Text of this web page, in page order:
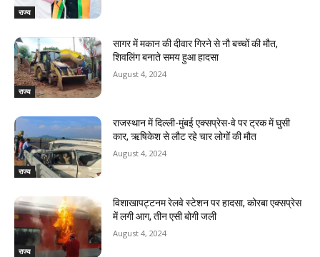
राज्य
राज्य
सागर में मकान की दीवार गिरने से नौ बच्चों की मौत,
शिवलिंग बनाते समय हुआ हादसा
August 4, 2024
राज्य
राजस्‍थान में दिल्ली-मुंबई एक्सप्रेस-वे पर ट्रक में घुसी
कार, ऋषिकेश से लौट रहे चार लोगों की मौत
August 4, 2024
राज्य
विशाखापट्टनम रेलवे स्टेशन पर हादसा, कोरबा एक्सप्रेस
में लगी आग, तीन एसी बोगी जली
August 4, 2024